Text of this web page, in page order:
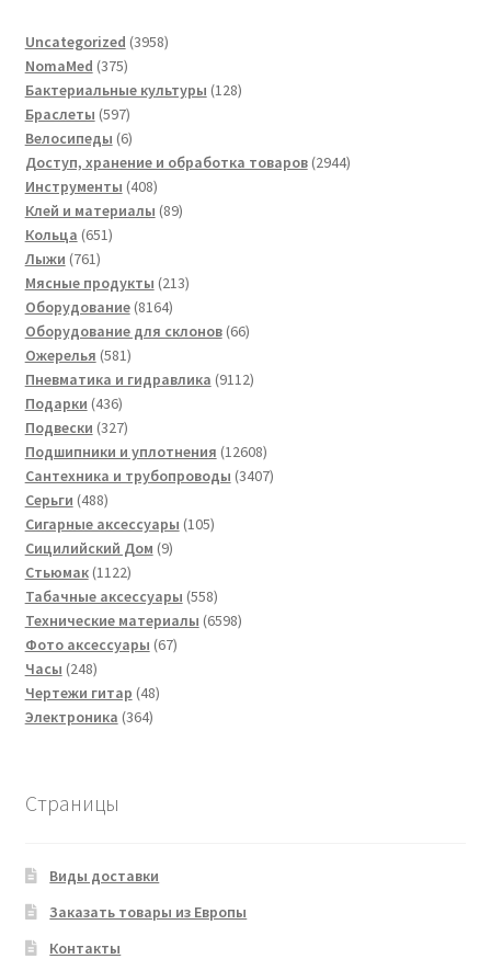
Uncategorized 39583958
NomaMed 375375
товаров
Бактериальные культуры 128128
Браслеты 597597
товаров
Велосипеды 66
товаров
Доступ, хранение и обработка товаров 29442944
Инструменты 408408
товаров
Клей и материалы 8989
Кольца 651651
Лыжи 761761
товар
Мясные продукты 213213
Оборудование 81648164
товара
Оборудование для склонов 6666
Ожерелья 581581
товар
Пневматика и гидравлика 91129112
Подарки 436436
товаров
Подвески 327327
товаров
Подшипники и уплотнения 1260812608
товаров
Сантехника и трубопроводы 34073407
Серьги 488488
товаров
Сигарные аксессуары 105105
Сицилийский Дом 99
Стьюмак 11221122
товара
Табачные аксессуары 558558
товаров
Технические материалы 65986598
Фото аксессуары 6767
Часы 248248
товаров
Чертежи гитар 4848
Электроника 364364
Страницы
Виды доставки
Заказать товары из Европы
Контакты